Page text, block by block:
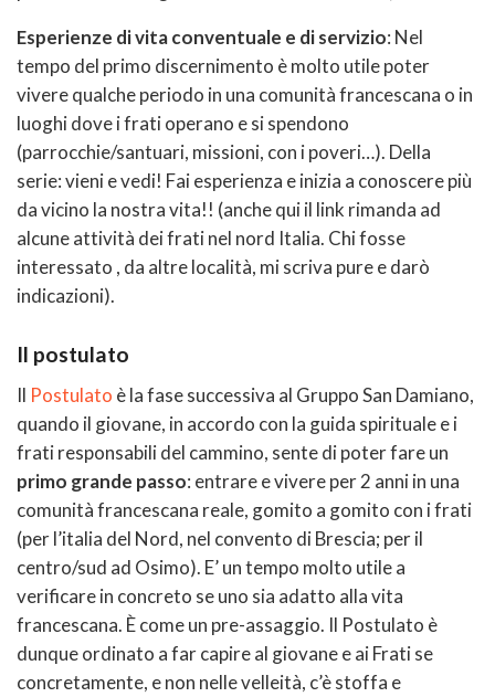
Esperienze di vita conventuale e di servizio: Nel
tempo del primo discernimento è molto utile poter
vivere qualche periodo in una comunità francescana o in
luoghi dove i frati operano e si spendono
(parrocchie/santuari, missioni, con i poveri…). Della
serie: vieni e vedi! Fai esperienza e inizia a conoscere più
da vicino la nostra vita!! (anche qui il link rimanda ad
alcune attività dei frati nel nord Italia. Chi fosse
interessato , da altre località, mi scriva pure e darò
indicazioni).
Il postulato
Il Postulato è la fase successiva al Gruppo San Damiano,
quando il giovane, in accordo con la guida spirituale e i
frati responsabili del cammino, sente di poter fare un
primo grande passo: entrare e vivere per 2 anni in una
comunità francescana reale, gomito a gomito con i frati
(per l’italia del Nord, nel convento di Brescia; per il
centro/sud ad Osimo). E’ un tempo molto utile a
verificare in concreto se uno sia adatto alla vita
francescana. È come un pre-assaggio. Il Postulato è
dunque ordinato a far capire al giovane e ai Frati se
concretamente, e non nelle velleità, c’è stoffa e